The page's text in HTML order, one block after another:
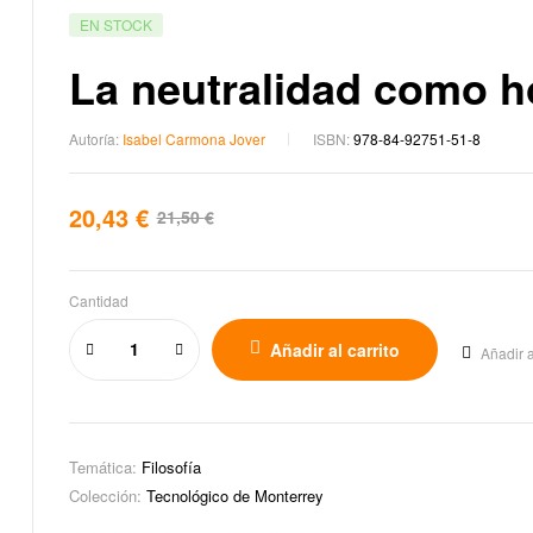
EN STOCK
La neutralidad como
Autoría: Isabel Carmona Jover ISBN:978-84-92751-51-8
21,50€
20,43 €
Cantidad
Añadir al carrito Añadir
Temática: Filosofía
Colección: Tecnológico de Monterrey